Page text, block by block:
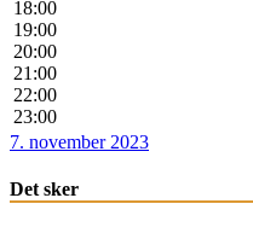
18:00
19:00
20:00
21:00
22:00
23:00
7. november 2023
Det sker